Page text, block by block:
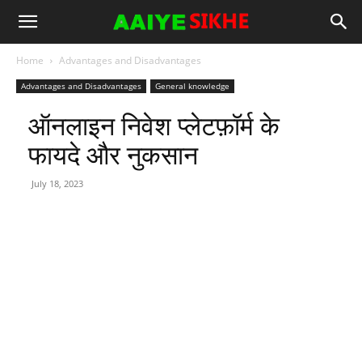
Home Advantages and Disadvantages
Advantages and Disadvantages General knowledge
ऑनलाइन निवेश प्लेटफ़ॉर्म के
फायदे और नुकसान
July 18, 2023